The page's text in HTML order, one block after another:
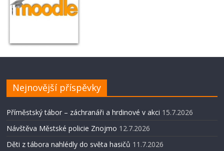
Nejnovější příspěvky
Příměstský tábor – záchranáři a hrdinové v akci 15.7.2026
Návštěva Městské policie Znojmo 12.7.2026
Děti z tábora nahlédly do světa hasičů 11.7.2026